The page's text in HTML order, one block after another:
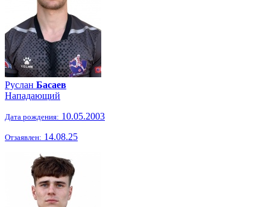
Руслан Басаев
Нападающий
Дата рождения: 10.05.2003
Отзаявлен: 14.08.25